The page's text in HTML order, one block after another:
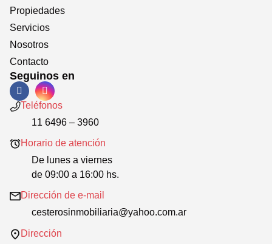
Propiedades
Servicios
Nosotros
Contacto
Seguinos en
Teléfonos
11 6496 – 3960
Horario de atención
De lunes a viernes
de 09:00 a 16:00 hs.
Dirección de e-mail
cesterosinmobiliaria@yahoo.com.ar
Dirección